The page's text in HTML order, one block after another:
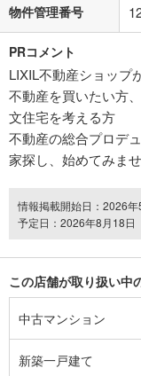
物件管理番号
PRコメント
LIXIL不動産ショップ
不動産を買いたい方
文住宅を考える方
不動産の総合プロデ
家探し、始めてみま
情報掲載開始日：2026
予定日：2026年8月18日
この店舗が取り扱い中
中古マンション
新築一戸建て